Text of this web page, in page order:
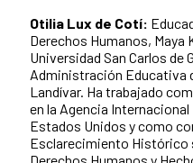
Otilia Lux de Cotí:
Derechos Humanos,
Universidad San Carlos de
Administración Educativa
Landívar. Ha trabajado
en la Agencia
Estados Unidos y como
Esclarecimiento Histórico